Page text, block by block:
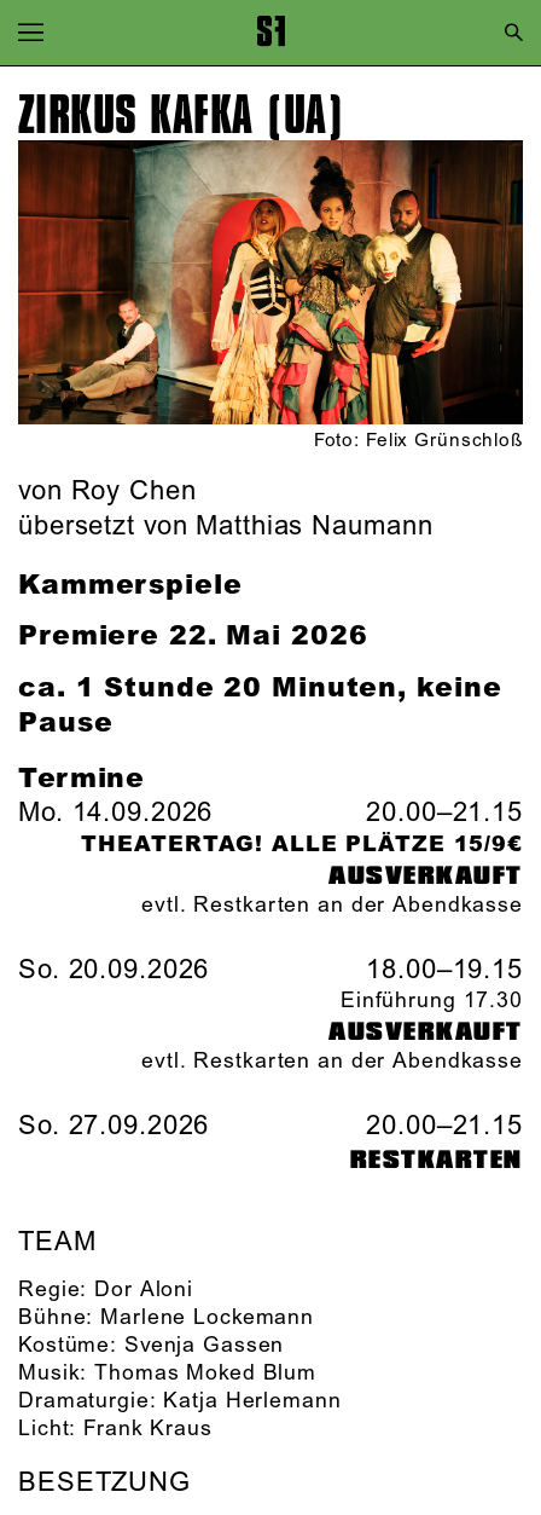
Zur Hauptnavigation springen
Zum Hauptinhalt springen
Zum Footer springen
ZIRKUS KAFKA (UA)
Foto: Felix Grünschloß
von Roy Chen
übersetzt von Matthias Naumann
Kammerspiele
Premiere 22. Mai 2026
ca. 1 Stunde 20 Minuten, keine
Pause
Termine
Mo. 14.09.2026 20.00–21.15
THEATERTAG! ALLE PLÄTZE 15/9€
AUSVERKAUFT
evtl. Restkarten an der Abendkasse
So. 20.09.2026 18.00–19.15
Einführung 17.30
AUSVERKAUFT
evtl. Restkarten an der Abendkasse
So. 27.09.2026 20.00–21.15
RESTKARTEN
TEAM
Regie: Dor Aloni
Bühne: Marlene Lockemann
Kostüme: Svenja Gassen
Musik:Thomas Moked Blum
Dramaturgie: Katja Herlemann
Licht: Frank Kraus
BESETZUNG